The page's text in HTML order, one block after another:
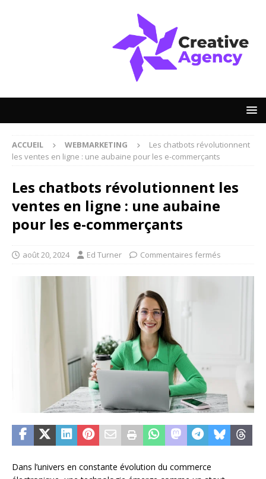
ACCUEIL WEBMARKETING
Les chatbots révolutionnent
les ventes en ligne : une aubaine pour les e-commerçants
Les chatbots révolutionnent les
ventes en ligne : une aubaine
pour les e-commerçants
août 20, 2024 Ed Turner Commentaires fermés
Dans l’univers en constante évolution du commerce